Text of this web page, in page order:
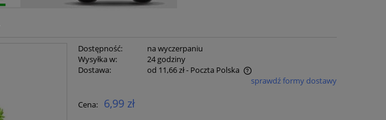
Dostępność:
na wyczerpaniu
Wysyłka w:
24 godziny
Dostawa:
od 11,66 zł- Poczta Polska
płatności
sprawdź formy dostawy
Cena: 6,99 zł